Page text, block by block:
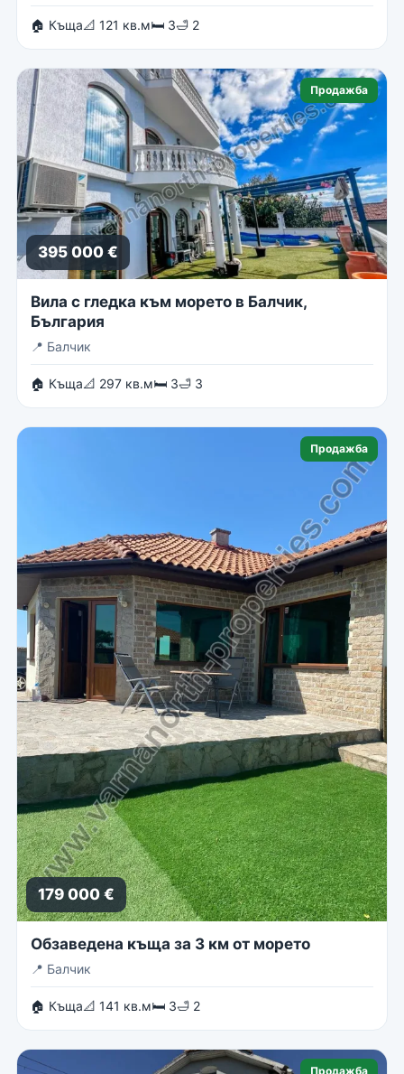
🏠 Къща📐 121 кв.м🛏 3🛁 2
Продажба
395 000 €
Вила с гледка към морето в Балчик,
България
📍 Балчик
🏠 Къща📐 297 кв.м🛏 3🛁 3
Продажба
179 000 €
Обзаведена къща за 3 км от морето
📍 Балчик
🏠 Къща📐 141 кв.м🛏 3🛁 2
Продажба